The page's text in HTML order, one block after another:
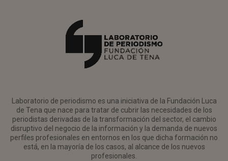
Laboratorio de periodismo es una iniciativa de la Fundación Luca
de Tena que nace para tratar de cubrir las necesidades de los
periodistas derivadas de la transformación del sector, el cambio
disruptivo del negocio de la información y la demanda de nuevos
perfiles profesionales en entornos en los que dicha formación no
está, en la mayoría de los casos, al alcance de los nuevos
profesionales.